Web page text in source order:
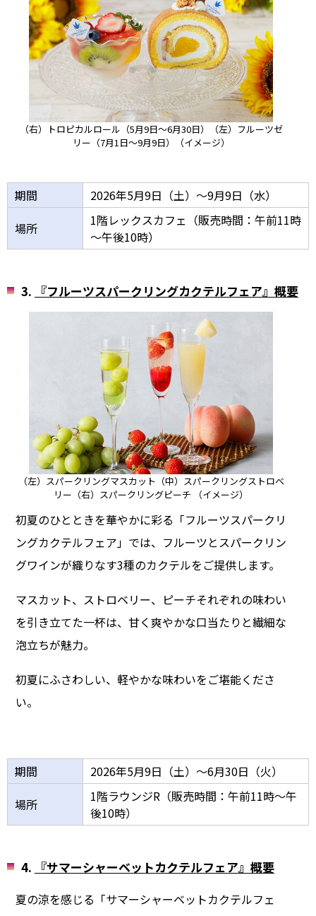
（右）トロピカルロール（5月9日～6月30日）
（左）フルーツゼ
リー（7月1日～9月9日）
（イメージ）
期間
2026年5月9日（土）～9月9日（水）
場所
1階レックスカフェ（販売時間：午前11時
～午後10時）
3. 『フルーツスパークリングカクテルフェア』概要
（左）スパークリングマスカット （中）スパークリングストロベ
リー （右）スパークリングピーチ （イメージ）
初夏のひとときを華やかに彩る「フルーツスパークリ
ングカクテルフェア」では、フルーツとスパークリン
グワインが織りなす3種のカクテルをご提供します。
マスカット、ストロベリー、ピーチそれぞれの味わい
を引き立てた一杯は、甘く爽やかな口当たりと繊細な
泡立ちが魅力。
初夏にふさわしい、軽やかな味わいをご堪能くださ
い。
期間
2026年5月9日（土）～6月30日（火）
場所
1階ラウンジR（販売時間：午前11時～午
後10時）
4. 『サマーシャーベットカクテルフェア』概要
夏の涼を感じる「サマーシャーベットカクテルフェ